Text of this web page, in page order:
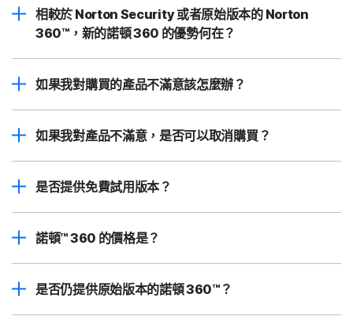
相較於 Norton Security 或者原始版本的 Norton
360™，新的諾頓 360 的優勢何在？
如果我對購買的產品不滿意該怎麼辦？
如果我對產品不滿意，是否可以取消購買？
是否提供免費試用版本？
諾頓™ 360 的價格是？
是否仍提供原始版本的諾頓 360™？